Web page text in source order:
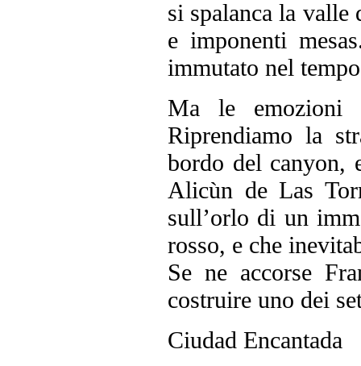
si spalanca la valle
e imponenti
immutato nel
Ma le emozioni
Riprendiamo la
bordo del canyon,
Alicùn de Las
sull’orlo di un
rosso, e che
Se ne accorse
costruire uno dei
Ciudad Encantada